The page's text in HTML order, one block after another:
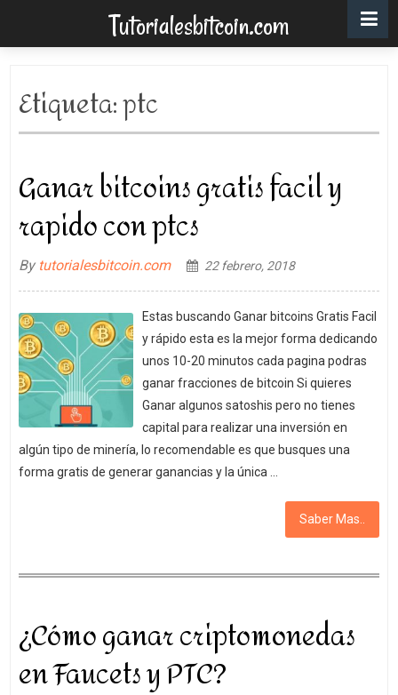
Tutorialesbitcoin.com
Etiqueta:ptc
Ganar bitcoins gratis facil y
rapido con ptcs
By tutorialesbitcoin.com 22 febrero, 2018
Estas buscando Ganar bitcoins Gratis Facil
y rápido esta es la mejor forma dedicando
unos 10-20 minutos cada pagina podras
ganar fracciones de bitcoin Si quieres
Ganar algunos satoshis pero no tienes
capital para realizar una inversión en
algún tipo de minería, lo recomendable es que busques una
forma gratis de generar ganancias y la única …
Saber Mas..
¿Cómo ganar criptomonedas
en Faucets y PTC?